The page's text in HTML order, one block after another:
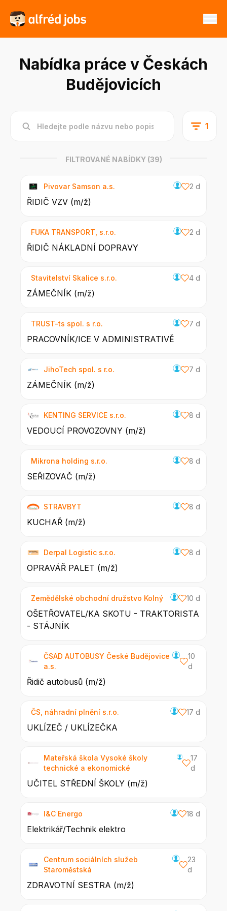
Nabídka práce v Českách
Budějovicích
1
FILTROVANÉ NABÍDKY (39)
Pivovar Samson a.s. 2 d
ŘIDIČ VZV (m/ž)
FUKA TRANSPORT, s.r.o. 2 d
ŘIDIČ NÁKLADNÍ DOPRAVY
Stavitelství Skalice s.r.o. 4 d
ZÁMEČNÍK (m/ž)
TRUST-ts spol. s r.o. 7 d
PRACOVNÍK/ICE V ADMINISTRATIVĚ
JihoTech spol. s r.o. 7 d
ZÁMEČNÍK (m/ž)
KENTING SERVICE s.r.o. 8 d
VEDOUCÍ PROVOZOVNY (m/ž)
Mikrona holding s.r.o. 8 d
SEŘIZOVAČ (m/ž)
STRAVBYT 8 d
KUCHAŘ (m/ž)
Derpal Logistic s.r.o. 8 d
OPRAVÁŘ PALET (m/ž)
Zemědělské obchodní družstvo Kolný 10 d
OŠETŘOVATEL/KA SKOTU - TRAKTORISTA
- STÁJNÍK
ČSAD AUTOBUSY České Budějovice
a.s.
10
d
Řidič autobusů (m/ž)
ČS, náhradní plnění s.r.o. 17 d
UKLÍZEČ / UKLÍZEČKA
Mateřská škola Vysoké školy
technické a ekonomické
17
d
UČITEL STŘEDNÍ ŠKOLY (m/ž)
I&C Energo 18 d
Elektrikář/Technik elektro
Centrum sociálních služeb
Staroměstská
23
d
ZDRAVOTNÍ SESTRA (m/ž)